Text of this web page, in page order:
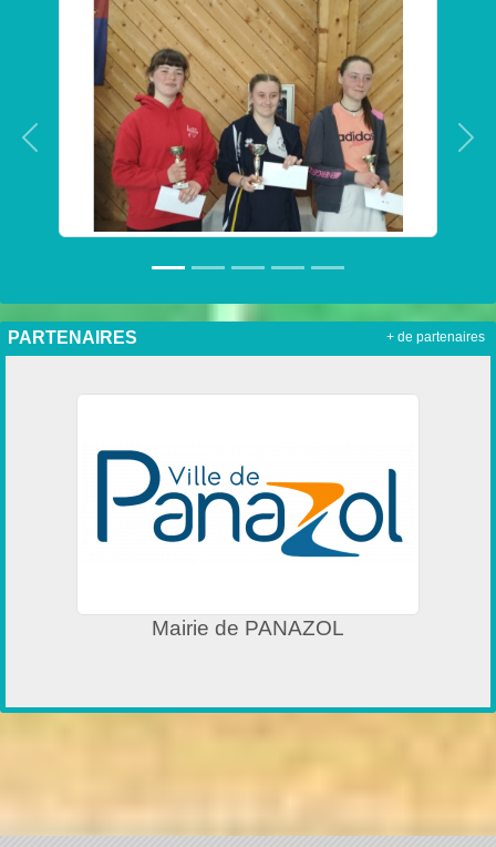
Précedent
PARTENAIRES
Mairie de PANAZOL
+ de partenaires